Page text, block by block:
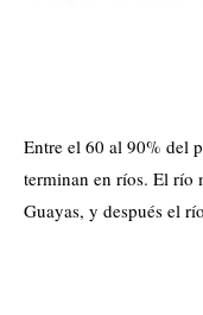
Entre el 60 al 90% del
terminan en ríos. El río
Guayas, y después el